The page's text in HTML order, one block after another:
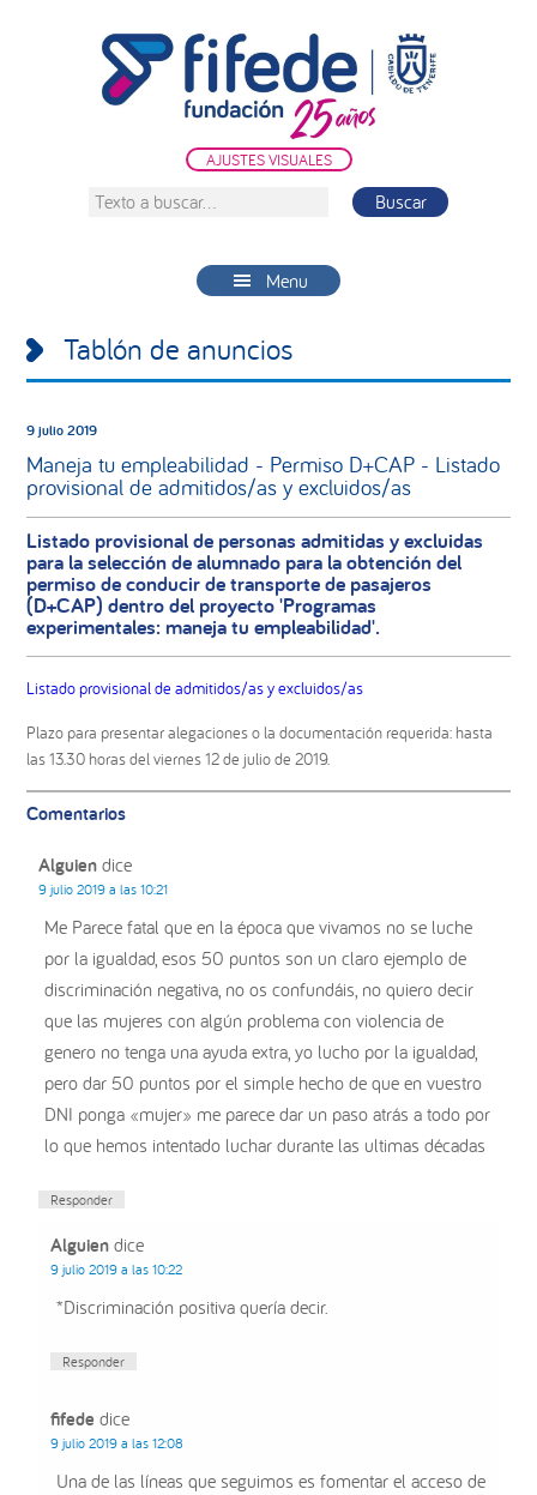
AJUSTES VISUALES
Texto
Menu
Tablón de anuncios
9 julio 2019
Maneja tu empleabilidad - Permiso D+CAP - Listado
provisional de admitidos/as y excluidos/as
Listado provisional de personas admitidas y excluidas
para la selección de alumnado para la obtención del
permiso de conducir de transporte de pasajeros
(D+CAP) dentro del proyecto 'Programas
experimentales: maneja tu empleabilidad'.
Listado provisional de admitidos/as y excluidos/as
Plazo para presentar alegaciones o la documentación requerida: hasta
las 13.30 horas del viernes 12 de julio de 2019.
Interacciones
con
lectores
Comentarios
Alguien dice
9 julio 2019 a las 10:21
Me Parece fatal que en la época que vivamos no se luche
por la igualdad, esos 50 puntos son un claro ejemplo de
discriminación negativa, no os confundáis, no quiero decir
que las mujeres con algún problema con violencia de
genero no tenga una ayuda extra, yo lucho por la igualdad,
pero dar 50 puntos por el simple hecho de que en vuestro
DNI ponga «mujer» me parece dar un paso atrás a todo por
lo que hemos intentado luchar durante las ultimas décadas
Responder
Alguien dice
9 julio 2019 a las 10:22
*Discriminación positiva quería decir.
Responder
fifede dice
9 julio 2019 a las 12:08
Una de las líneas que seguimos es fomentar el acceso de